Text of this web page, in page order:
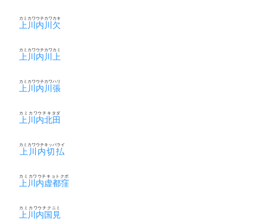
上川内川欠
カミカワウチカワカキ
上川内川上
カミカワウチカワカミ
上川内川張
カミカワウチカワハリ
上川内北田
カミカワウチキタダ
上川内切払
カミカワウチキッパライ
上川内虚都窪
カミカワウチキョトクボ
上川内国見
カミカワウチクニミ